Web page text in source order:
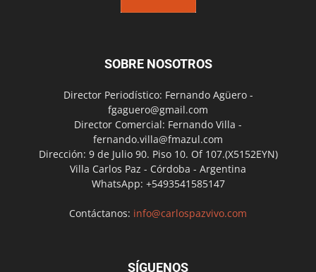
SOBRE NOSOTROS
Director Periodístico: Fernando Agüero -
fgaguero@gmail.com
Director Comercial: Fernando Villa -
fernando.villa@fmazul.com
Dirección: 9 de Julio 90. Piso 10. Of 107.(X5152EYN)
Villa Carlos Paz - Córdoba - Argentina
WhatsApp: +5493541585147
Contáctanos: info@carlospazvivo.com
SÍGUENOS